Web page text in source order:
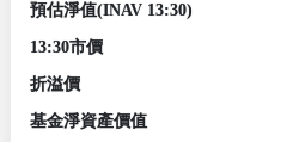
預估淨值(INAV 13:30)
13:30市價
折溢價
基金淨資產價值